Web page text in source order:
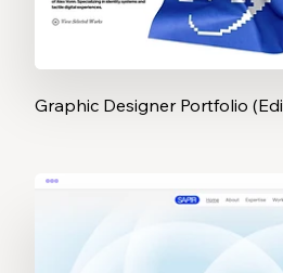
Graphic Designer Portfolio